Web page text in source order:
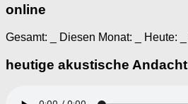
online
Gesamt: Diesen Monat: Heute:
heutige akustische Andacht